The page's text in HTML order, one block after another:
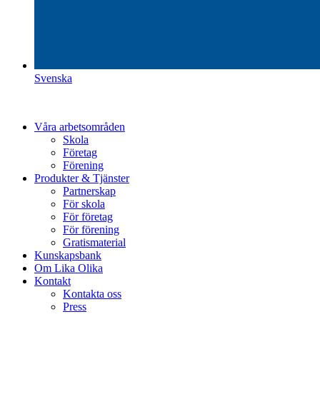
Svenska
Våra arbetsområden
Skola
Företag
Förening
Produkter & Tjänster
Partnerskap
För skola
För företag
För förening
Gratismaterial
Kunskapsbank
Om Lika Olika
Kontakt
Kontakta oss
Press